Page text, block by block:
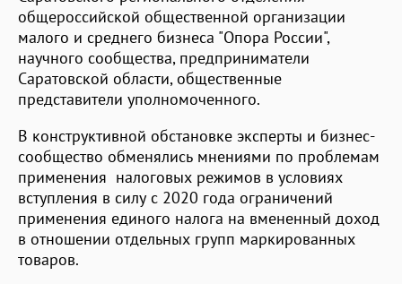
общероссийской общественной организации
малого и среднего бизнеса "Опора России",
научного сообщества, предприниматели
Саратовской области, общественные
представители уполномоченного.
В конструктивной обстановке эксперты и бизнес-
сообщество обменялись мнениями по проблемам
применения налоговых режимов в условиях
вступления в силу с 2020 года ограничений
применения единого налога на вмененный доход
в отношении отдельных групп маркированных
товаров.